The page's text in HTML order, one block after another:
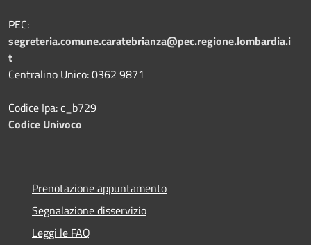
PEC:
segreteria.comune.caratebrianza@pec.regione.lombardia.i
t
Centralino Unico: 0362 9871
Codice Ipa: c_b729
Codice Univoco
Prenotazione appuntamento
Segnalazione disservizio
Leggi le FAQ